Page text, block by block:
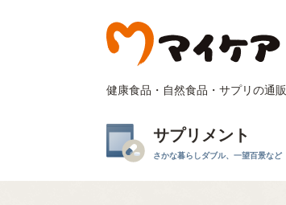
健康食品・自然食品・サプリの通販
サプリメント
さかな暮らしダブル、一望百景など